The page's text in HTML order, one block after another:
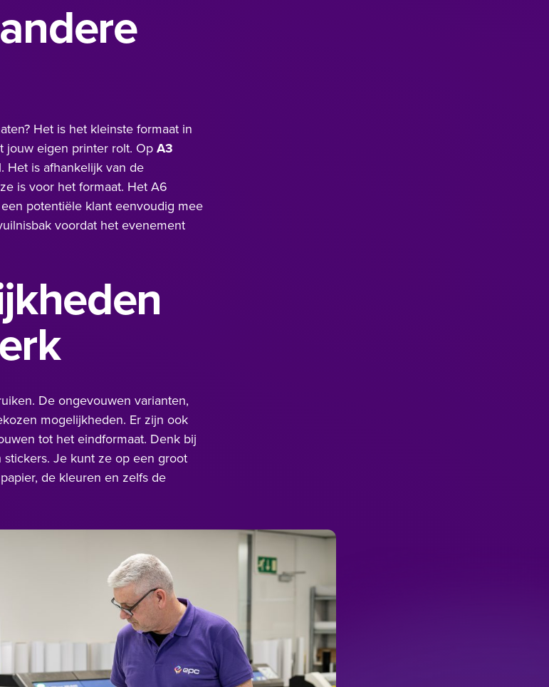
Het is het kleinste formaat in
jouw eigen printer rolt. Op A3
Het is afhankelijk van de
is voor het formaat. Het A6
potentiële klant eenvoudig mee
voordat het evenement
De ongevouwen varianten,
mogelijkheden. Er zijn ook
tot het eindformaat. Denk bij
Je kunt ze op een groot
de kleuren en zelfs de